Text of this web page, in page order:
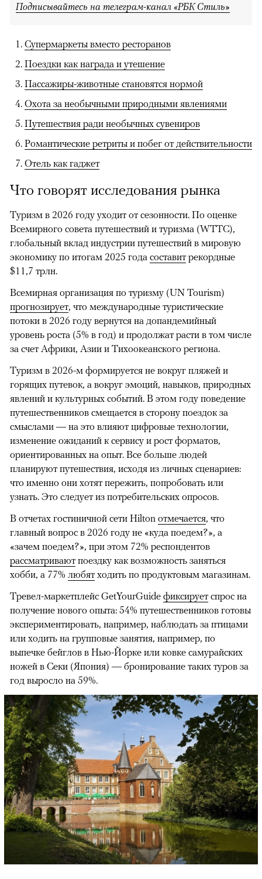
Подписывайтесь на телеграм-канал «РБК Стиль»
Супермаркеты вместо ресторанов
Поездки как награда и утешение
Пассажиры-животные становятся нормой
Охота за необычными природными явлениями
Путешествия ради необычных сувениров
Романтические ретриты и побег от действительности
Отель как гаджет
Что говорят исследования рынка
00:00 / 00:00
Туризм в 2026 году уходит от сезонности. По оценке
Всемирного совета путешествий и туризма (WTTC),
глобальный вклад индустрии путешествий в мировую
экономику по итогам 2025 года составит рекордные
$11,7 трлн.
Всемирная организация по туризму (UN Tourism)
прогнозирует, что международные туристические
потоки в 2026 году вернутся на допандемийный
уровень роста (5% в год) и продолжат расти в том числе
за счет Африки, Азии и Тихоокеанского региона.
Туризм в 2026-м формируется не вокруг пляжей и
горящих путевок, а вокруг эмоций, навыков, природных
явлений и культурных событий. В этом году поведение
путешественников смещается в сторону поездок за
смыслами — на это влияют цифровые технологии,
изменение ожиданий к сервису и рост форматов,
ориентированных на опыт. Все больше людей
планируют путешествия, исходя из личных сценариев:
что именно они хотят пережить, попробовать или
узнать. Это следует из потребительских опросов.
В отчетах гостиничной сети Hilton отмечается, что
главный вопрос в 2026 году не «куда поедем?», а
«зачем поедем?», при этом 72% респондентов
рассматривают поездку как возможность заняться
хобби, а 77% любят ходить по продуктовым магазинам.
Тревел-маркетплейс GetYourGuide фиксирует спрос на
получение нового опыта: 54% путешественников готовы
экспериментировать, например, наблюдать за птицами
или ходить на групповые занятия, например, по
выпечке бейглов в Нью-Йорке или ковке самурайских
ножей в Секи (Япония) — бронирование таких туров за
год выросло на 59%.